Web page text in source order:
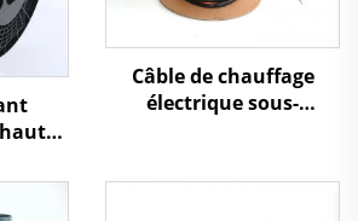
Câble de chauffage
électrique sous-